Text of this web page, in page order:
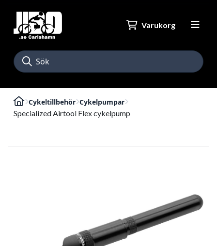
Varukorg
Cykeltillbehör Cykelpumpar
Specialized Airtool Flex cykelpump